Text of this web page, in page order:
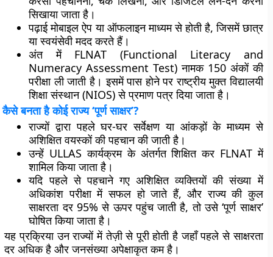
सिखाया जाता है।
पढ़ाईमोबाइल ऐप या ऑफलाइनमाध्यम से होती है, जिसमें छात्र
या स्वयंसेवी मदद करते हैं।
अंत में FLNAT (Functional Literacy and
Numeracy Assessment Test) नामक 150 अंकों की
परीक्षा ली जाती है। इसमें पास होने पर राष्ट्रीय मुक्त विद्यालयी
शिक्षा संस्थान (NIOS) से प्रमाण पत्र दिया जाता है।
कैसे बनता है कोई राज्य ‘पूर्ण साक्षर’?
राज्यों द्वारा पहले घर-घर सर्वेक्षण या आंकड़ों के माध्यम से
अशिक्षित वयस्कों की पहचानकी जाती है।
उन्हें ULLAS कार्यक्रम के अंतर्गत शिक्षित कर FLNAT में
शामिल किया जाता है।
यदि पहले से पहचाने गए अशिक्षित व्यक्तियों की संख्या में
अधिकांश परीक्षा में सफल हो जाते हैं, और राज्य की कुल
साक्षरता दर 95% से ऊपर पहुंच जाती है, तो उसे ‘पूर्ण साक्षर’
घोषित किया जाता है।
यह प्रक्रिया उन राज्यों में तेज़ी से पूरी होती है जहाँ पहले से साक्षरता
दर अधिक है और जनसंख्या अपेक्षाकृत कम है।